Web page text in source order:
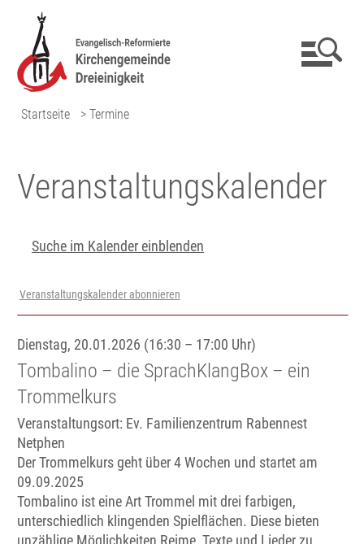
Startseite > Termine
Veranstaltungs­kalender
Suche im Kalender einblenden
Veranstaltungskalender abonnieren
Dienstag, 20.01.2026 (16:30 – 17:00 Uhr)
Tombalino – die SprachKlangBox – ein
Trommelkurs
Veranstaltungsort: Ev. Familienzentrum Rabennest
Netphen
Der Trommelkurs geht über 4 Wochen und startet am
09.09.2025
Tombalino ist eine Art Trommel mit drei farbigen,
unterschiedlich klingenden Spielflächen. Diese bieten
unzählige Möglichkeiten Reime, Texte und Lieder zu